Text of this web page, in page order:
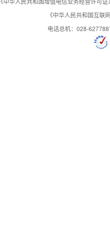
《中华人民共和国互
电话总机：028-